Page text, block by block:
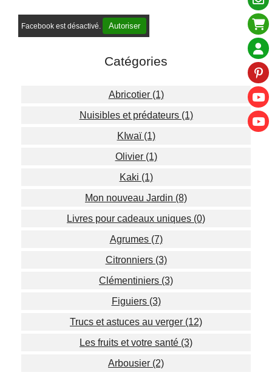
Facebook est désactivé. Autoriser
Catégories
Abricotier (1)
Nuisibles et prédateurs (1)
KIwaï (1)
Olivier (1)
Kaki (1)
Mon nouveau Jardin (8)
Livres pour cadeaux uniques (0)
Agrumes (7)
Citronniers (3)
Clémentiniers (3)
Figuiers (3)
Trucs et astuces au verger (12)
Les fruits et votre santé (3)
Arbousier (2)